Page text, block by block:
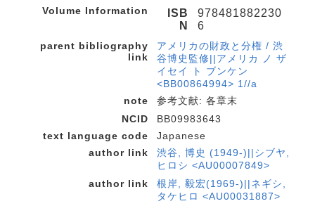
Volume Information
ISB
N
978481882230
6
parent bibliography
link
アメリカの財政と分権 / 渋
谷博史監修||アメリカ ノ ザ
イセイ ト ブンケン
<BB00864994> 1//a
note
参考文献: 各章末
NCID
BB09983643
text language code
Japanese
author link
渋谷, 博史 (1949-)||シブヤ,
ヒロシ <AU00007849>
author link
根岸, 毅宏(1969-)||ネギシ,
タケヒロ <AU00031887>